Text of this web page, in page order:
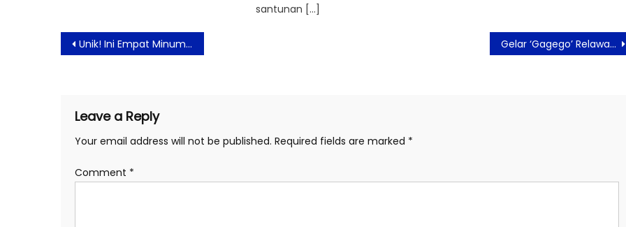
santunan […]
Post
navigation
Unik! Ini Empat Minuman dan Makanan ala Jepang yang Gak Biasa Hadir di Pasaran Gelar ‘Gagego’ Relawan Plat K Nyatakan Setia dan 2024 Nderek Jokowi
Leave a Reply
Your email address will not be published. Required fields are marked *
Comment *